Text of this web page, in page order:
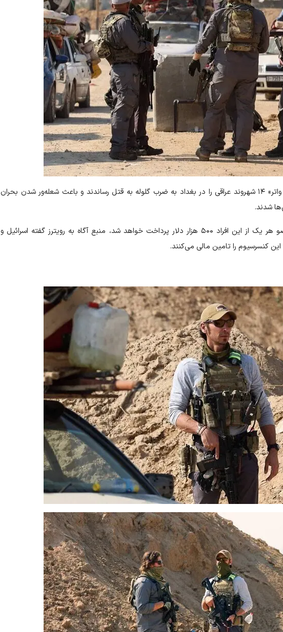
در سال ۲۰۰۷ پیمانکاران شرکت بدنام «بلک واتر» ۱۴ شهروند عراقی را در بغداد به ضرب گلوله به قتل رساندند و باعث شعله‌ور شدن بحران
شدند.
در حالی که برای مرگ اتفاقی و یا نقص عضو هر یک از این افراد ۵۰۰ هزار دلار پرداخت خواهد شد، منبع آگاه به رویترز گفته اسرائیل و
کنسرسیوم را تامین مالی می‌کنند.